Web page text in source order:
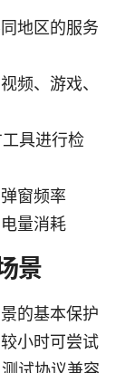
地区的服务
频、游戏、
具进行检
窗频率
量消耗
景
的基本保护
小时可尝试